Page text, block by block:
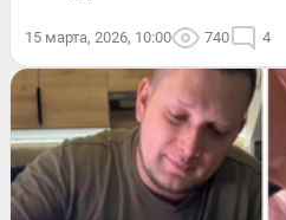
15 марта, 2026, 10:00 740 4